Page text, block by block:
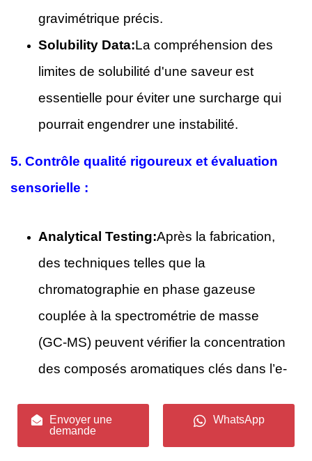
gravimétrique précis.
Solubility Data:La compréhension des
limites de solubilité d'une saveur est
essentielle pour éviter une surcharge qui
pourrait engendrer une instabilité.
5. Contrôle qualité rigoureux et évaluation
sensorielle :
Analytical Testing:Après la fabrication,
des techniques telles que la
chromatographie en phase gazeuse
couplée à la spectrométrie de masse
(GC-MS) peuvent vérifier la concentration
des composés aromatiques clés dans l’e-
cohérence.
Sensory Panels:Une évaluation
Envoyer une
demande
WhatsApp